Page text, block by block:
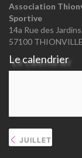
Association
Sportive
14a Rue des
57100 THIONVILLE
Le calendrier
JUILLET